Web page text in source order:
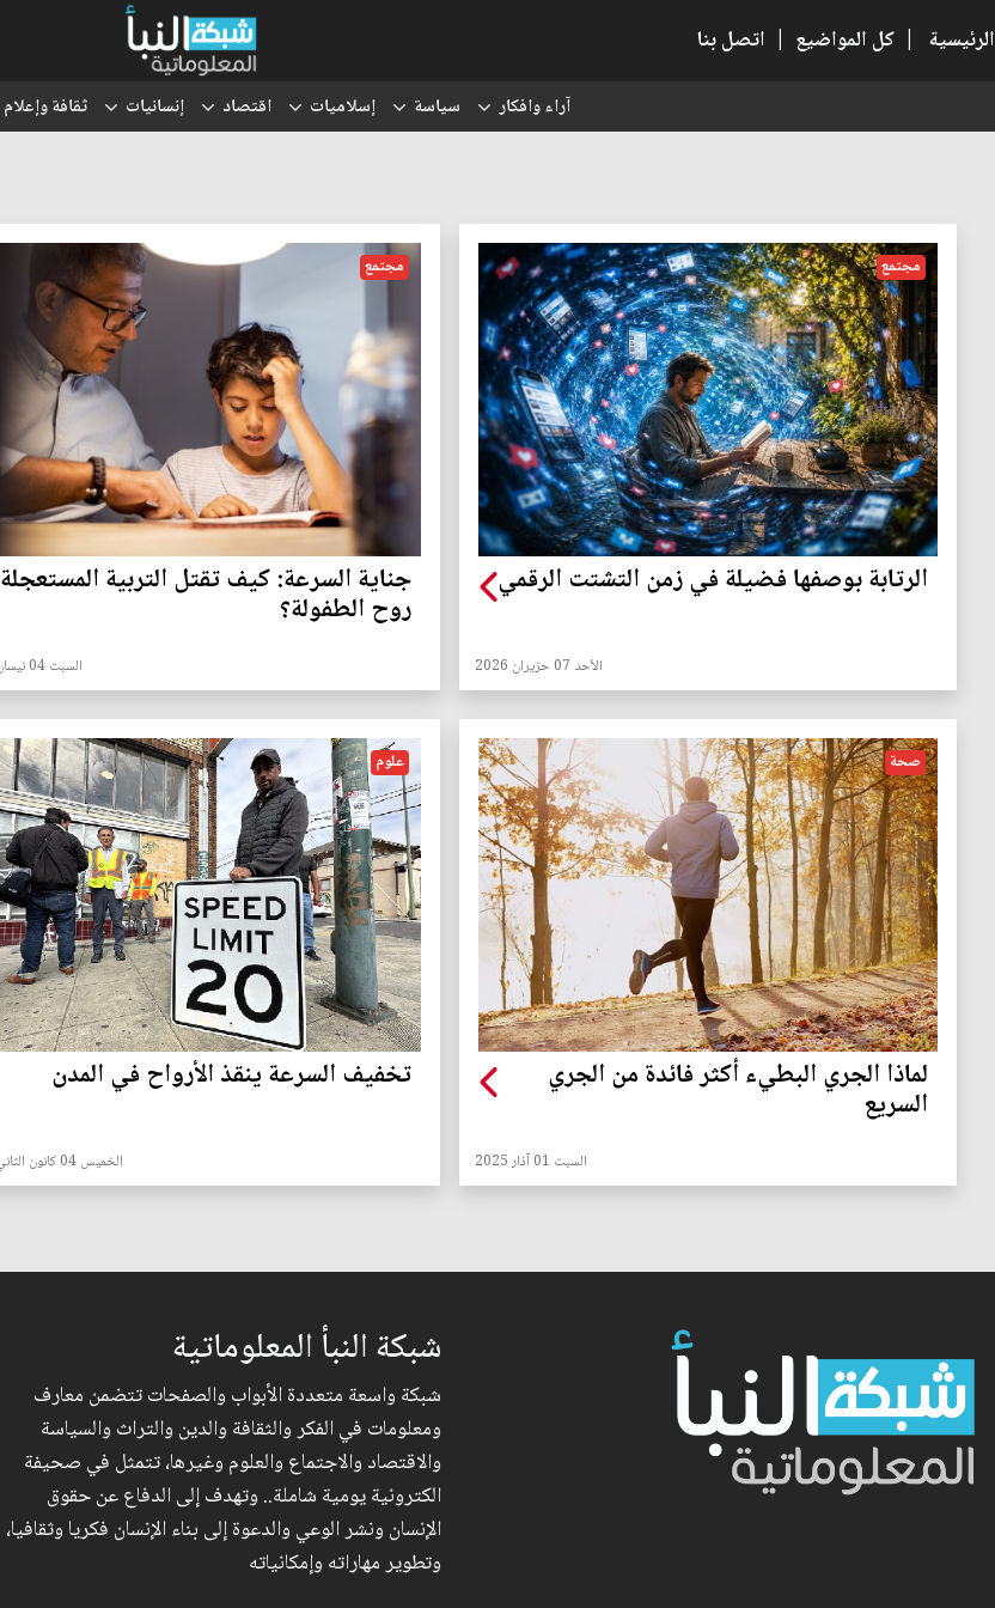
الرئيسية | كل المواضيع | اتصل بنا
آراء وافكار سياسة إسلاميات اقتصاد إنسانيات ثقافة وإعلام
مجتمع
الرتابة بوصفها فضيلة في زمن التشتت الرقمي
الأحد 07 حزيران 2026
مجتمع
جناية السرعة: كيف تقتل التربية المستعجلة
روح الطفولة؟
السبت 04 نيسان 2026
صحة
لماذا الجري البطيء أكثر فائدة من الجري
السريع
السبت 01 آذار 2025
علوم
تخفيف السرعة ينقذ الأرواح في المدن
الخميس 04 كانون الثاني 2024
شبكة النبأ المعلوماتية
شبكة واسعة متعددة الأبواب والصفحات تتضمن معارف
ومعلومات في الفكر والثقافة والدين والتراث والسياسة
والاقتصاد والاجتماع والعلوم وغيرها، تتمثل في صحيفة
الكترونية يومية شاملة.. وتهدف إلى الدفاع عن حقوق
الإنسان ونشر الوعي والدعوة إلى بناء الإنسان فكريا وثقافيا،
وتطوير مهاراته وإمكانياته